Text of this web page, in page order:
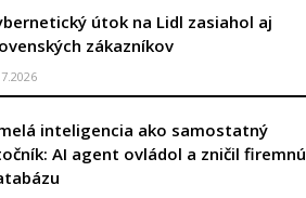
útok na Lidl zasiahol aj
zákazníkov
inteligencia ako samostatný
AI agent ovládol a zničil firemnú